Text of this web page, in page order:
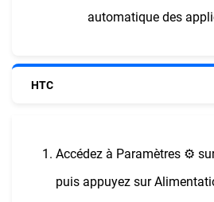
automatique des
HTC
Accédez à Paramètres ⚙︎
puis appuyez sur